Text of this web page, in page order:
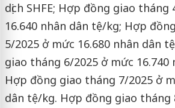
dịch SHFE; Hợp đồng giao tháng
16.640 nhân dân tệ/kg; Hợp
5/2025 ở mức 16.680 nhân dân
giao tháng 6/2025 ở mức 16.740
Hợp đồng giao tháng 7/2025 ở
dân tệ/kg. Hợp đồng giao tháng